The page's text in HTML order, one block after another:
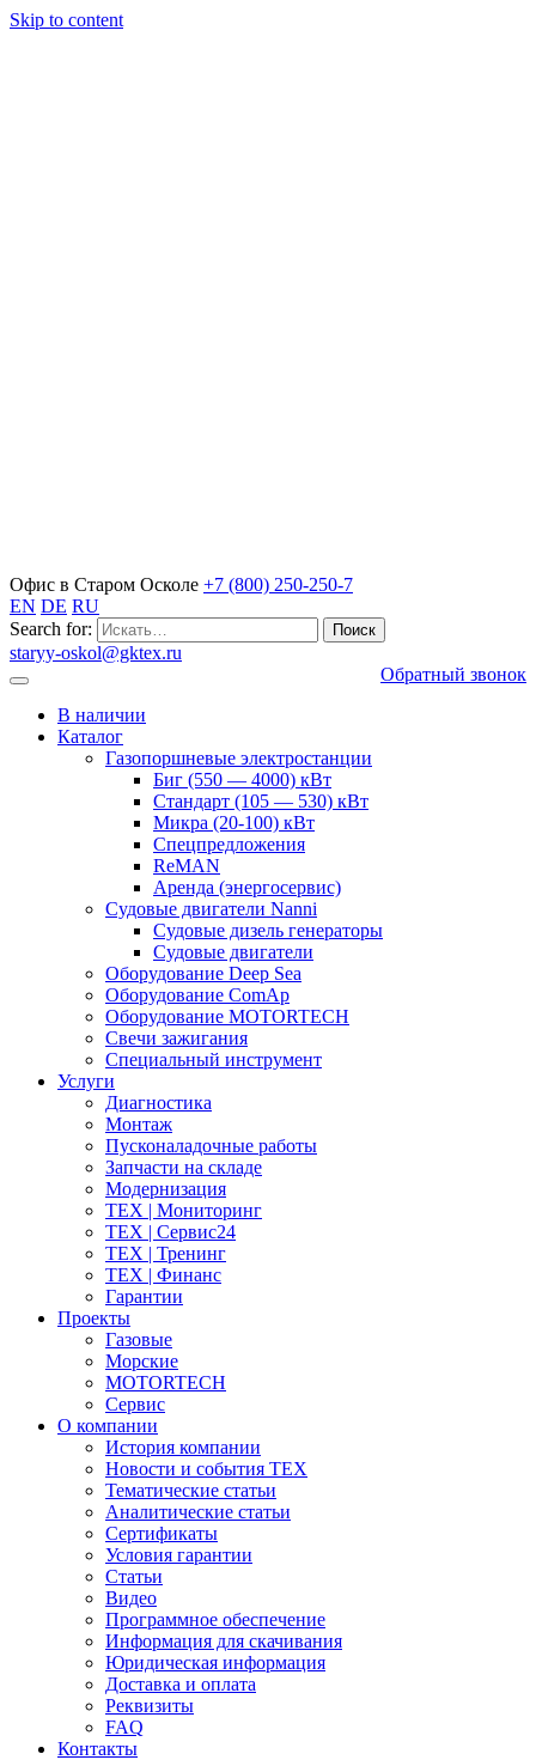
Skip to content
Офис в Старом Осколе +7 (800) 250-250-7
EN DE RU
Search for:
staryy-oskol@gktex.ru
Обратный звонок
В наличии
Каталог
Газопоршневые электростанции
Биг (550 — 4000) кВт
Стандарт (105 — 530) кВт
Микра (20-100) кВт
Спецпредложения
ReMAN
Аренда (энергосервис)
Судовые двигатели Nanni
Судовые дизель генераторы
Судовые двигатели
Оборудование Deep Sea
Оборудование ComAp
Оборудование MOTORTECH
Свечи зажигания
Специальный инструмент
Услуги
Диагностика
Монтаж
Пусконаладочные работы
Запчасти на складе
Модернизация
ТЕХ | Мониторинг
ТЕХ | Сервис24
ТЕХ | Тренинг
ТЕХ | Финанс
Гарантии
Проекты
Газовые
Морские
MOTORTECH
Сервис
О компании
История компании
Новости и события ТЕХ
Тематические статьи
Аналитические статьи
Сертификаты
Условия гарантии
Статьи
Видео
Программное обеспечение
Информация для скачивания
Юридическая информация
Доставка и оплата
Реквизиты
FAQ
Контакты